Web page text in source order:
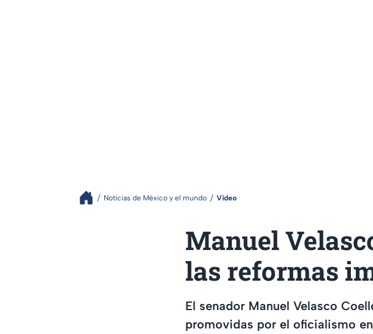
Noticias de México y el mundo Video
Manuel
las reformas
El senador Manuel Velasco
promovidas por el oficialismo